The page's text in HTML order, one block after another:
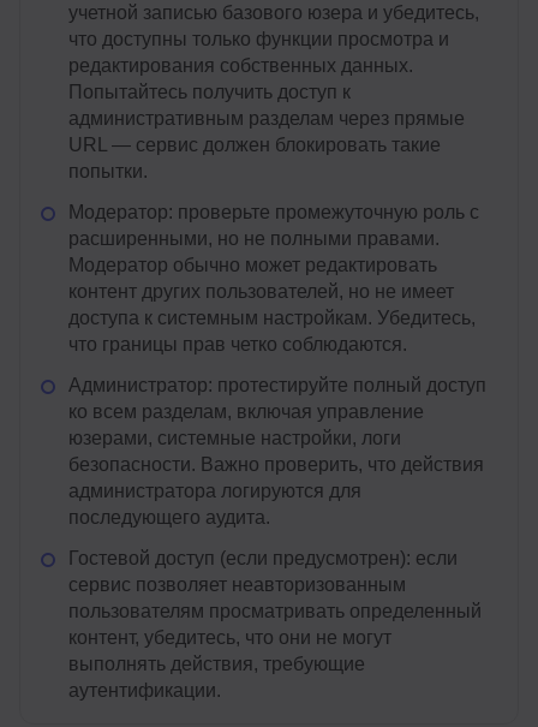
учетной записью базового юзера и убедитесь,
что доступны только функции просмотра и
редактирования собственных данных.
Попытайтесь получить доступ к
административным разделам через прямые
URL — сервис должен блокировать такие
попытки.
Модератор: проверьте промежуточную роль с
расширенными, но не полными правами.
Модератор обычно может редактировать
контент других пользователей, но не имеет
доступа к системным настройкам. Убедитесь,
что границы прав четко соблюдаются.
Администратор: протестируйте полный доступ
ко всем разделам, включая управление
юзерами, системные настройки, логи
безопасности. Важно проверить, что действия
администратора логируются для
последующего аудита.
Гостевой доступ (если предусмотрен): если
сервис позволяет неавторизованным
пользователям просматривать определенный
контент, убедитесь, что они не могут
выполнять действия, требующие
аутентификации.